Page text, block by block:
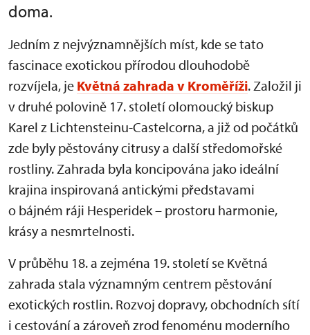
doma.
Jedním z nejvýznamnějších míst, kde se tato
fascinace exotickou přírodou dlouhodobě
rozvíjela, je Květná zahrada v Kroměříži. Založil ji
v druhé polovině 17. století olomoucký biskup
Karel z Lichtensteinu-Castelcorna, a již od počátků
zde byly pěstovány citrusy a další středomořské
rostliny. Zahrada byla koncipována jako ideální
krajina inspirovaná antickými představami
o bájném ráji Hesperidek – prostoru harmonie,
krásy a nesmrtelnosti.
V průběhu 18. a zejména 19. století se Květná
zahrada stala významným centrem pěstování
exotických rostlin. Rozvoj dopravy, obchodních sítí
i cestování a zároveň zrod fenoménu moderního